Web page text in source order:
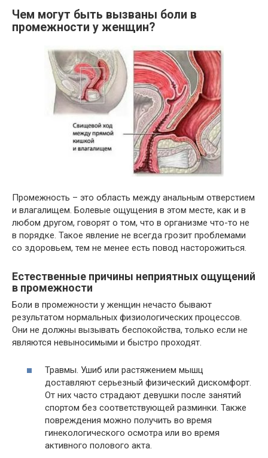
Чем могут быть вызваны боли в
промежности у женщин?
Промежность – это область между анальным отверстием
и влагалищем. Болевые ощущения в этом месте, как и в
любом другом, говорят о том, что в организме что-то не
в порядке. Такое явление не всегда грозит проблемами
со здоровьем, тем не менее есть повод насторожиться.
Естественные причины неприятных ощущений
в промежности
Боли в промежности у женщин нечасто бывают
результатом нормальных физиологических процессов.
Они не должны вызывать беспокойства, только если не
являются невыносимыми и быстро проходят.
Травмы. Ушиб или растяжением мышц
доставляют серьезный физический дискомфорт.
От них часто страдают девушки после занятий
спортом без соответствующей разминки. Также
повреждения можно получить во время
гинекологического осмотра или во время
активного полового акта.